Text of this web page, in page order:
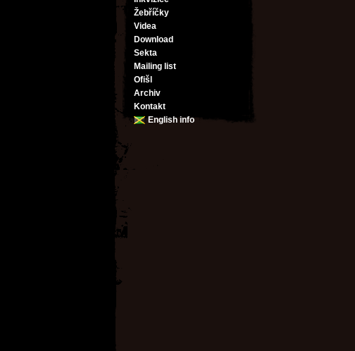
Žebříčky
Videa
Download
Sekta
Mailing list
Ofišl
Archiv
Kontakt
English info